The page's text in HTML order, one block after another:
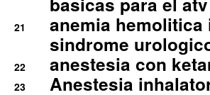
21
anemia
sindrome
22 anestesia con
23 Anestesia